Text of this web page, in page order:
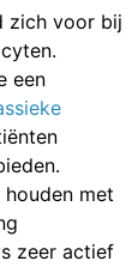
zich voor bij
een
met
zeer actief